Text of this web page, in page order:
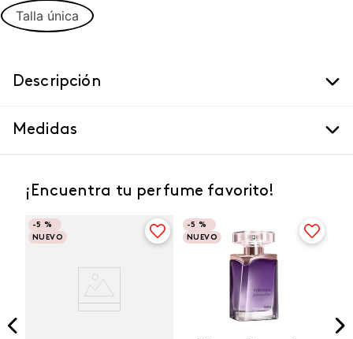
Talla única
Descripción
Medidas
¡Encuentra tu perfume favorito!
-5 %
NUEVO
-5 %
NUEVO